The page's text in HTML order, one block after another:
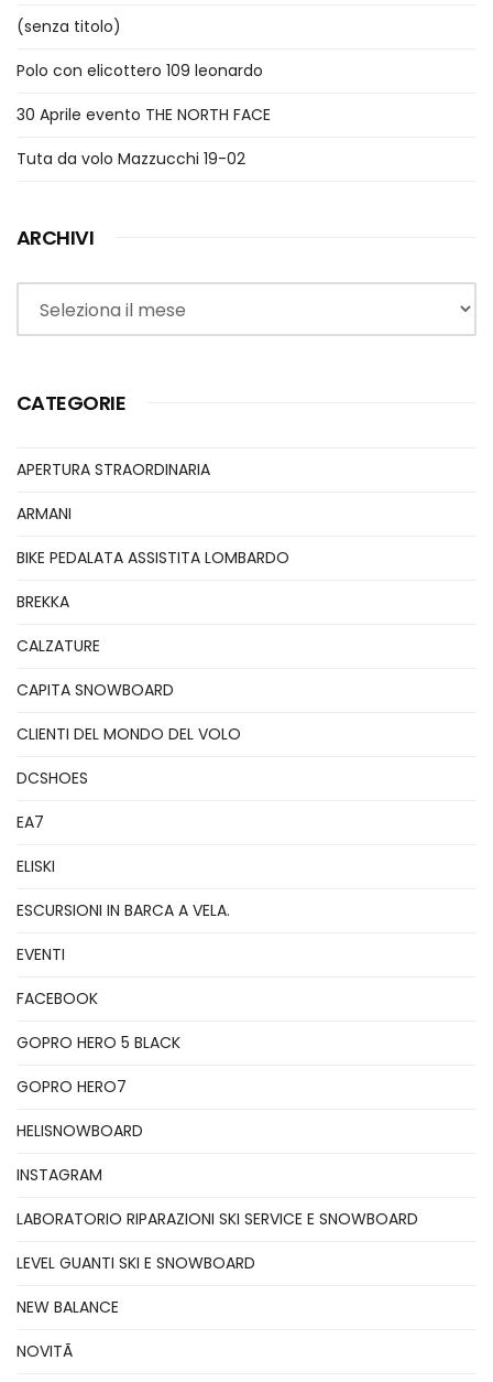
(senza titolo)
Polo con elicottero 109 leonardo
30 Aprile evento THE NORTH FACE
Tuta da volo Mazzucchi 19-02
ARCHIVI
Archivi
CATEGORIE
APERTURA STRAORDINARIA
ARMANI
BIKE PEDALATA ASSISTITA LOMBARDO
BREKKA
CALZATURE
CAPITA SNOWBOARD
CLIENTI DEL MONDO DEL VOLO
DCSHOES
EA7
ELISKI
ESCURSIONI IN BARCA A VELA.
EVENTI
FACEBOOK
GOPRO HERO 5 BLACK
GOPRO HERO7
HELISNOWBOARD
INSTAGRAM
LABORATORIO RIPARAZIONI SKI SERVICE E SNOWBOARD
LEVEL GUANTI SKI E SNOWBOARD
NEW BALANCE
NOVITÃ